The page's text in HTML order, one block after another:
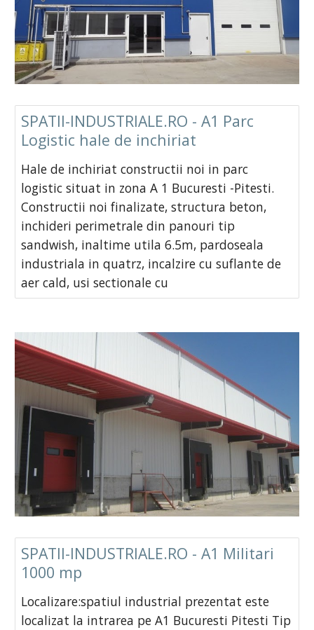
SPATII-INDUSTRIALE.RO - A1 Parc
Logistic hale de inchiriat
Hale de inchiriat constructii noi in parc
logistic situat in zona A 1 Bucuresti -Pitesti.
Constructii noi finalizate, structura beton,
inchideri perimetrale din panouri tip
sandwish, inaltime utila 6.5m, pardoseala
industriala in quatrz, incalzire cu suflante de
aer cald, usi sectionale cu
SPATII-INDUSTRIALE.RO - A1 Militari
1000 mp
Localizare:spatiul industrial prezentat este
localizat la intrarea pe A1 Bucuresti Pitesti Tip